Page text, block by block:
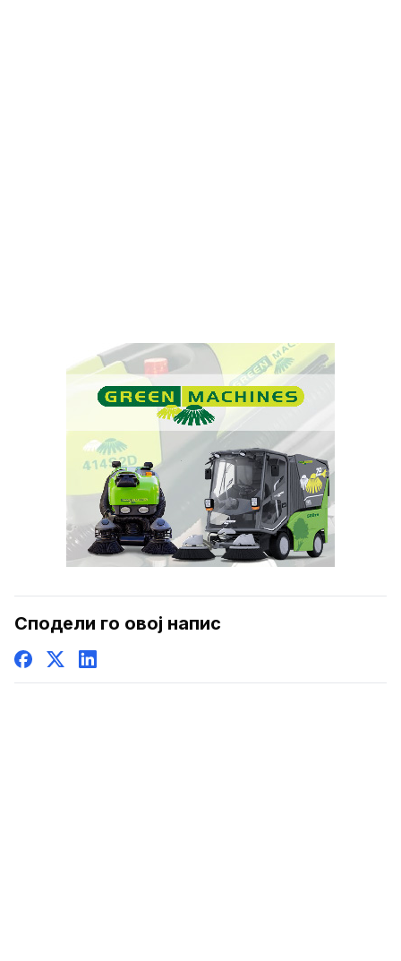
Сподели го овој напис